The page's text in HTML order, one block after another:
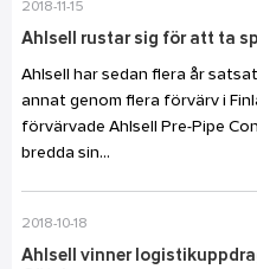
2018-11-15
Ahlsell rustar sig för att ta
Ahlsell har sedan flera år
annat genom flera förvärv i
förvärvade Ahlsell Pre-Pipe
bredda sin...
2018-10-18
Ahlsell vinner